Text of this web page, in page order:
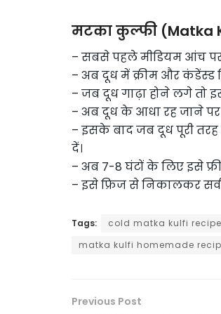
मटका कुल्फी (Matka
– सबसे पहले मीडियम आंच
– अब दूध में क्रीम और कंडेंस्ड
– जब दूध गाढ़ा होने लगे तो
– अब दूध के आधा रह जाने
– इसके बाद जब दूध पूरी
दें।
– अब 7-8 घंटों के लिए इसे
– इसे फ्रिज से निकालकर
Tags: cold matka kulfi recipe
matka kulfi homemade
Previous Post